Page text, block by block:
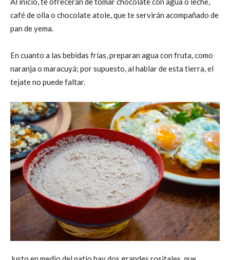
café de olla o chocolate atole, que te servirán acompañado de
pan de yema.
En cuanto a las bebidas frías, preparan agua con fruta, como
naranja o maracuyá; por supuesto, al hablar de esta tierra, el
tejate no puede faltar.